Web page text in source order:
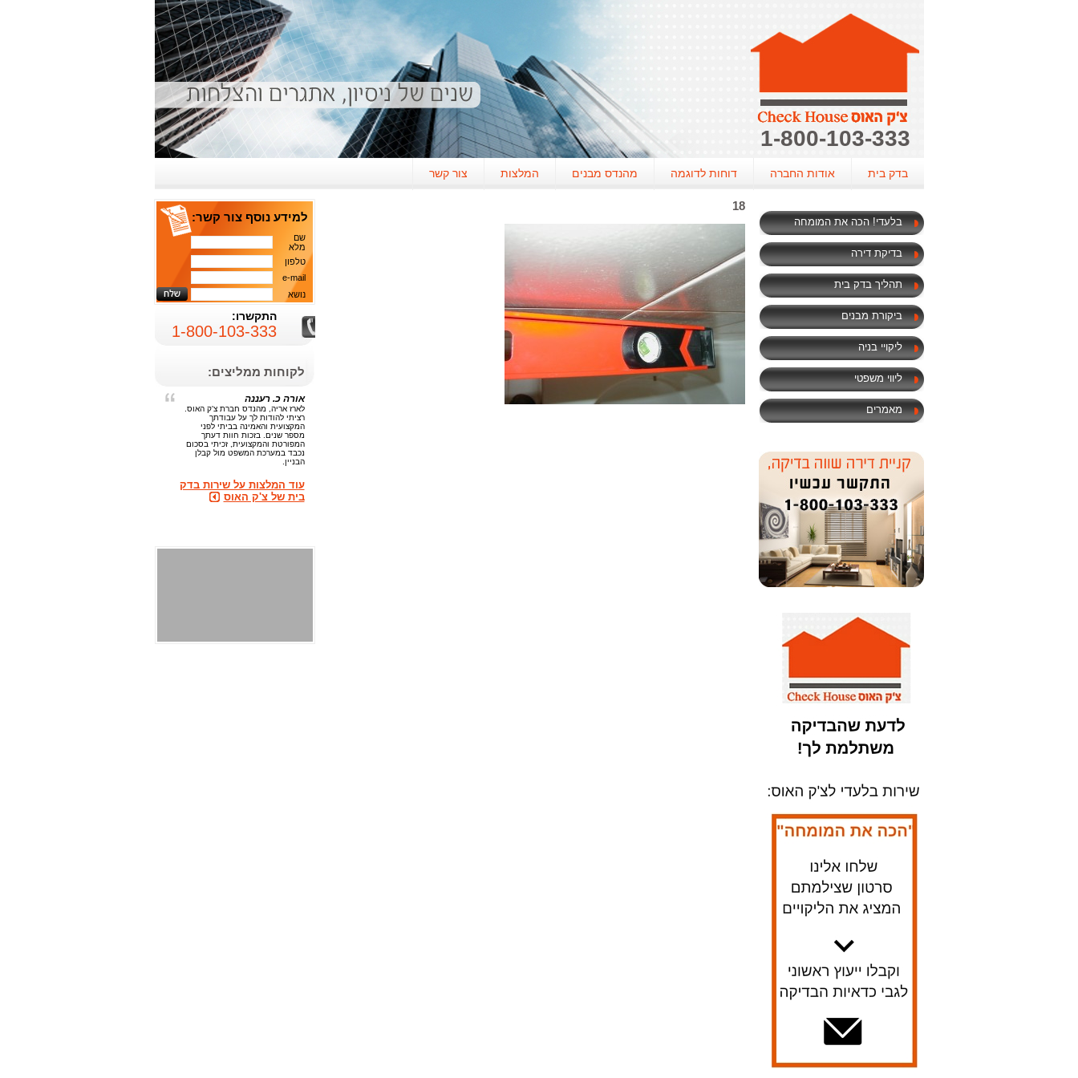
1-800-103-333
בדק בית אודות החברה דוחות לדוגמה מהנדס מבנים המלצות צור קשר
בלעדי! הכה את המומחה
בדיקת דירה
תהליך בדק בית
ביקורת מבנים
ליקויי בניה
ליווי משפטי
מאמרים
18
למידע נוסף צור קשר:
שם
מלא
טלפון
e-mail
נושא
התקשרו:
1-800-103-333
לקוחות ממליצים:
אורה כ. רעננה
לארז אריה, מהנדס חברת צ'ק האוס.
רציתי להודות לך על עבודתך
המקצועית והאמינה בביתי לפני
מספר שנים. בזכות חוות דעתך
המפורטת והמקצועית, זכיתי בסכום
נכבד במערכת המשפט מול קבלן
הבניין.
עוד המלצות על שירות בדק
בית של צ'ק האוס